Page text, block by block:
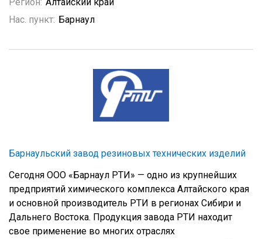
Нас. пункт: Барнаул
Барнаульский завод резиновых технических изделий
Сегодня ООО «Барнаул РТИ» — одно из крупнейших
предприятий химического комплекса Алтайского края
и основной производитель РТИ в регионах Сибири и
Дальнего Востока. Продукция завода РТИ находит
свое применение во многих отраслях